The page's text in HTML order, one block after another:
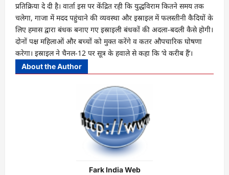
प्रतिक्रिया दे दी है। वार्ता इस पर केंद्रित रही कि युद्धविराम कितने समय तक
चलेगा, गाजा में मदद पहुंचाने की व्यवस्था और इस्राइल में फलस्तीनी कैदियों के
लिए हमास द्वारा बंधक बनाए गए इस्राइली बंधकों की अदला-बदली कैसे होगी।
दोनों पक्ष महिलाओं और बच्चों को मुक्त करेंगे व कतर औपचारिक घोषणा
करेगा। इस्राइल ने चैनल-12 पर सूत्र के हवाले से कहा कि ‘वे करीब हैं’।
About the Author
Fark India Web